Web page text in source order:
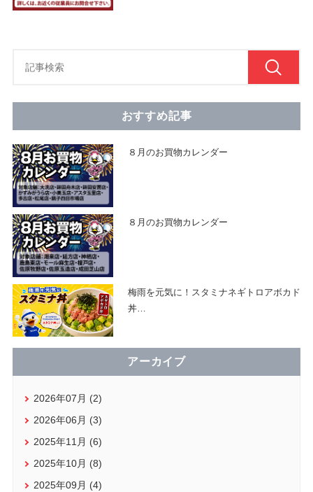
おすすめ記事
８月のお買物カレンダー
８月のお買物カレンダー
梅雨を元気に！スタミナネギトロアボカド
丼…
アーカイブ
2026年07月 (2)
2026年06月 (3)
2025年11月 (6)
2025年10月 (8)
2025年09月 (4)